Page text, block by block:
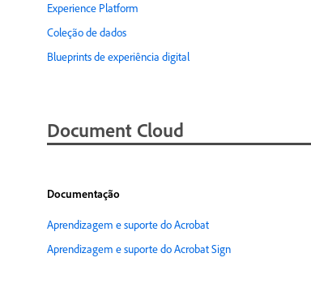
Experience Platform
Coleção de dados
Blueprints de experiência digital
Document Cloud
Documentação
Aprendizagem e suporte do Acrobat
Aprendizagem e suporte do Acrobat Sign